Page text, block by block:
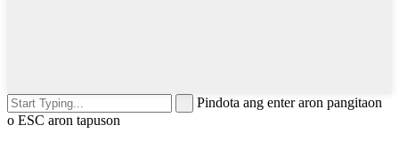
Pindota ang enter aron pangitaon
o ESC aron tapuson